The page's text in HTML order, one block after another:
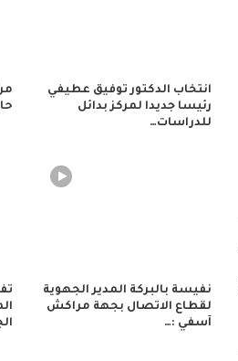
انتخاب الدكتور توفيق عطيفي
رئيسا جديدا لمركز بدائل
للدراسات…
نفيسة بالبركة المدير الجهوية
لقطاع الاتصال بجهة مراكش
آسفي :…